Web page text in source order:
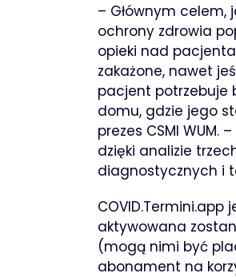
– Głównym
ochrony zdrowia
opieki nad
zakażone, nawet
pacjent potrzebuje
domu, gdzie jego
prezes CSMI
dzięki analizie
diagnostycznych i
aktywowana
(mogą nimi być
abonament na